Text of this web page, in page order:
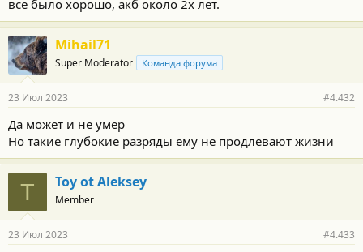
все было хорошо, акб около 2х лет.
Mihail71
Super Moderator Команда форума
23 Июл 2023 #4.432
Да может и не умер
Но такие глубокие разряды ему не продлевают жизни
T Toy ot Aleksey
Member
23 Июл 2023 #4.433